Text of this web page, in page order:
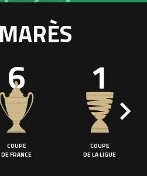
6
COUPE
DE FRANCE
1
COUPE
DE LA LIGUE